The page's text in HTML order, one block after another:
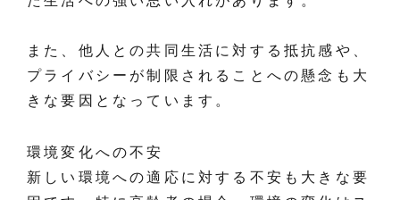
また、他人との共同生活に対する抵抗感や、
プライバシーが制限されることへの懸念も大
きな要因となっています。
環境変化への不安
新しい環境への適応に対する不安も大きな要